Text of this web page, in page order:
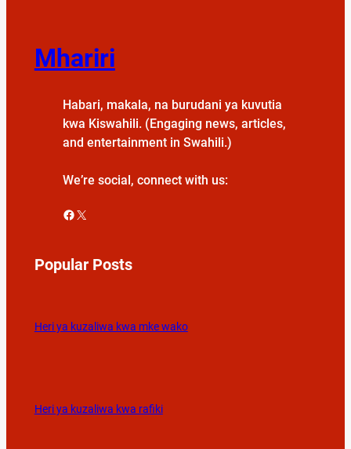
Mhariri
Habari, makala, na burudani ya kuvutia
kwa Kiswahili. (Engaging news, articles,
and entertainment in Swahili.)
We’re social, connect with us:
Facebook X
Popular Posts
Heri ya kuzaliwa kwa mke wako
Heri ya kuzaliwa kwa rafiki